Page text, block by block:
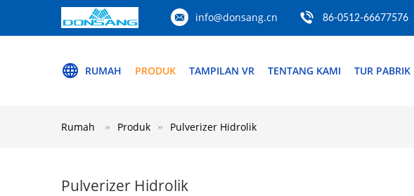
info@donsang.cn 86-0512-66677576
RUMAH PRODUK TAMPILAN VR TENTANG KAMI TUR PABRIK
Rumah Produk Pulverizer Hidrolik
Pulverizer Hidrolik